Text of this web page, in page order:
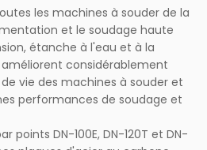
les machines à souder de la
et le soudage haute
étanche à l'eau et à la
améliorent considérablement
vie des machines à souder et
performances de soudage et
points DN-100E, DN-120T et DN-